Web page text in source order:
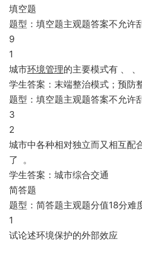
填空题
题型：填空题主观题答案不允许
9
1
城市环境管理的主要模式有 、 、
学生答案：末端整治模式；预防
题型：填空题主观题答案不允许
3
2
城市中各种相对独立而又相互配
了 。
学生答案：城市综合交通
简答题
题型：简答题主观题分值18分难
1
试论述环境保护的外部效应